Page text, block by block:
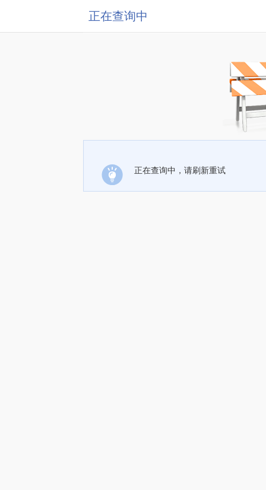
正在查询中
正在查询中，请刷新重试